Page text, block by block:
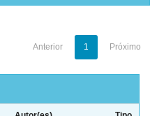
Anterior 1 Próximo